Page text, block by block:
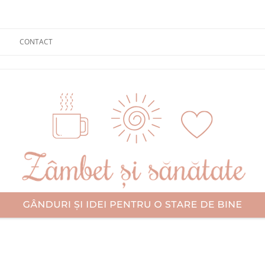
CONTACT